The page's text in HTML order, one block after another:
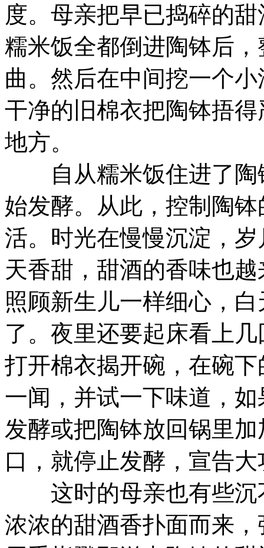
度。母亲把早已捣碎的
糯米饭全都倒进陶钵后
曲。然后在中间挖一个
干净的旧棉衣把陶钵捂
地方。
自从糯米饭住进了陶
始发酵。从此，控制陶
活。时光在慢慢沉淀，
天香甜，甜酒的香味也
照顾新生儿一样细心，
了。夜里还要起床看上
打开棉衣揭开碗，在碗
一闻，并试一下味道，
发酵或把陶钵放回锅里
口，就停止发酵，宣告
这时的母亲也有些沉
浓浓的甜酒香扑面而来